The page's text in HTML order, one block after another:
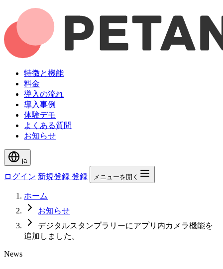
特徴と機能
料金
導入の流れ
導入事例
体験デモ
よくある質問
お知らせ
ja
ログイン 新規登録 登録 メニューを開く
ホーム
お知らせ
デジタルスタンプラリーにアプリ内カメラ機能を
追加しました。
News